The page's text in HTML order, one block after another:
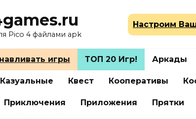
Pico 4 файлами apk
Настроим
игры ТОП 20 Игр! Аркады
Казуальные Квест Кооперативы
Приключения Приложения Прятки